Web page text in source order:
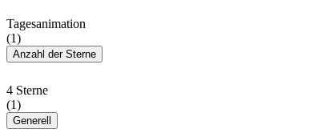
Tagesanimation
(1)
Anzahl der Sterne
4 Sterne
(1)
Generell